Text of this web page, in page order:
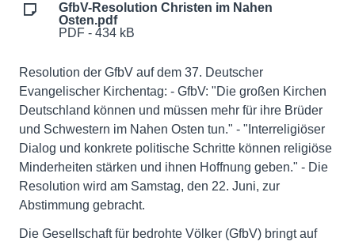
GfbV-Resolution Christen im Nahen
Osten.pdf
PDF - 434 kB
Resolution der GfbV auf dem 37. Deutscher
Evangelischer Kirchentag: - GfbV: "Die großen Kirchen
Deutschland können und müssen mehr für ihre Brüder
und Schwestern im Nahen Osten tun." - "Interreligiöser
Dialog und konkrete politische Schritte können religiöse
Minderheiten stärken und ihnen Hoffnung geben." - Die
Resolution wird am Samstag, den 22. Juni, zur
Abstimmung gebracht.
Die Gesellschaft für bedrohte Völker (GfbV) bringt auf